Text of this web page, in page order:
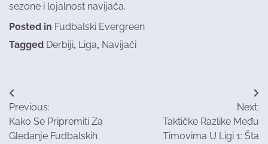
sezone i lojalnost navijača.
Posted in Fudbalski Evergreen
Tagged Derbiji, Liga, Navijači
Post
navigation
Previous:
Kako Se Pripremiti Za
Gledanje Fudbalskih
Next:
Taktičke Razlike Među
Timovima U Ligi 1: Šta